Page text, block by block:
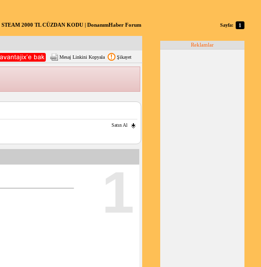
Konuyu Gizle
2000 TL CÜZDAN KODU | DonanımHaber Forum Sayfa: 1
Mesaj Linkini Kopyala Şikayet
Satın Al
1
Reklamlar